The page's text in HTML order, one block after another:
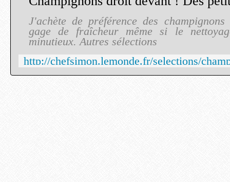
J'achète de préférence des
gage de fraîcheur même si le
minutieux. Autres sélections